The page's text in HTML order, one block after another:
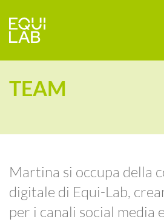
TEAM
Martina si occupa della
digitale di Equi-Lab,
per i canali social media